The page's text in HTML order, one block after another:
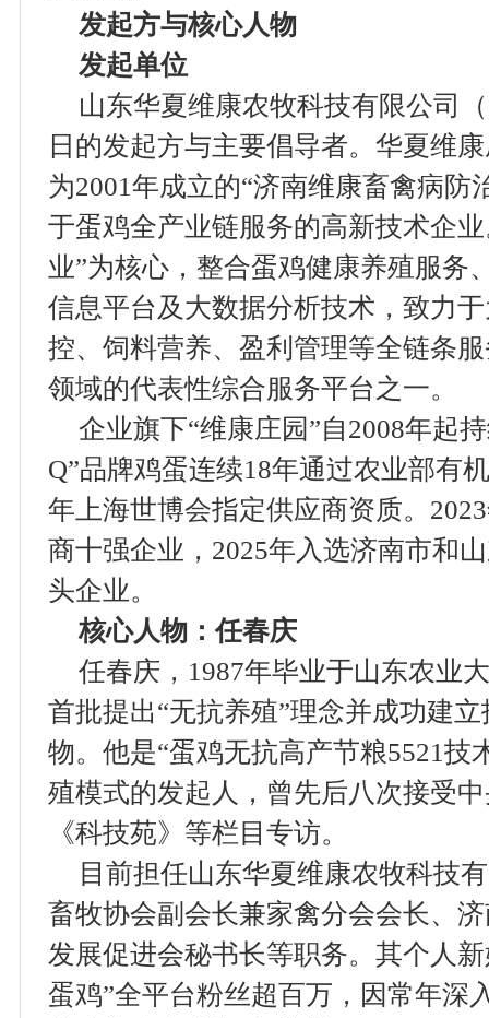
发起方与核心人物
发起单位
山东华夏维康农牧科技有限公司
日的发起方与主要倡导者。华夏维
为2001年成立的“济南维康畜禽病防
于蛋鸡全产业链服务的高新技术企
业”为核心，整合蛋鸡健康养殖服务
信息平台及大数据分析技术，致力
控、饲料营养、盈利管理等全链条
领域的代表性综合服务平台之一。
企业旗下“维康庄园”自2008年起
Q”品牌鸡蛋连续18年通过农业部有
年上海世博会指定供应商资质。
商十强企业，2025年入选济南市和
头企业。
核心人物：任春庆
任春庆，1987年毕业于山东农业
首批提出“无抗养殖”理念并成功建
物。他是“蛋鸡无抗高产节粮5521技
殖模式的发起人，曾先后八次接受
《科技苑》等栏目专访。
目前担任山东华夏维康农牧科技
畜牧协会副会长兼家禽分会会长、
发展促进会秘书长等职务。其个人
蛋鸡”全平台粉丝超百万，因常年深